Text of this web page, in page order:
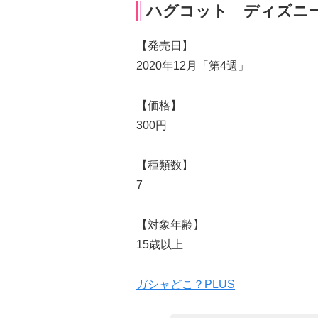
ハグコット ディズニ
【発売日】
2020年12月「第4週」
【価格】
300円
【種類数】
7
【対象年齢】
15歳以上
ガシャどこ？PLUS